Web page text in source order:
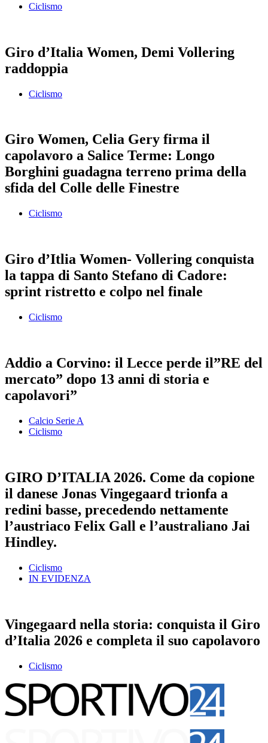
Ciclismo
Giro d’Italia Women, Demi Vollering
raddoppia
Ciclismo
Giro Women, Celia Gery firma il
capolavoro a Salice Terme: Longo
Borghini guadagna terreno prima della
sfida del Colle delle Finestre
Ciclismo
Giro d’Itlia Women- Vollering conquista
la tappa di Santo Stefano di Cadore:
sprint ristretto e colpo nel finale
Ciclismo
Addio a Corvino: il Lecce perde il”RE del
mercato” dopo 13 anni di storia e
capolavori”
Calcio Serie A
Ciclismo
GIRO D’ITALIA 2026. Come da copione
il danese Jonas Vingegaard trionfa a
redini basse, precedendo nettamente
l’austriaco Felix Gall e l’australiano Jai
Hindley.
Ciclismo
IN EVIDENZA
Vingegaard nella storia: conquista il Giro
d’Italia 2026 e completa il suo capolavoro
Ciclismo